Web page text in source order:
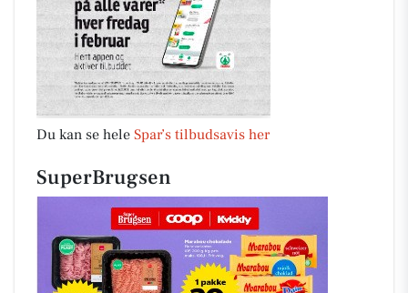
Du kan se hele Spar’s tilbudsavis her
SuperBrugsen